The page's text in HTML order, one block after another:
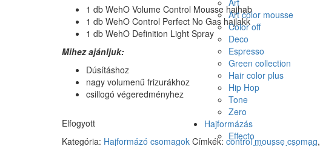
Art
Art color mousse
Color off
Deco
Espresso
Green collection
Hair color plus
Hip Hop
Tone
Zero
Hajformázás
Effecto
1 db WehO Volume Control Mousse hajhab
1 db WehO Control Perfect No Gas hajlakk
1 db WehO Definition Light Spray
Mihez ajánljuk:
Dúsításhoz
nagy volumenű frizurákhoz
csillogó végeredményhez
Elfogyott
Kategória: Hajformázó csomagok Címkék: control mousse csomag,